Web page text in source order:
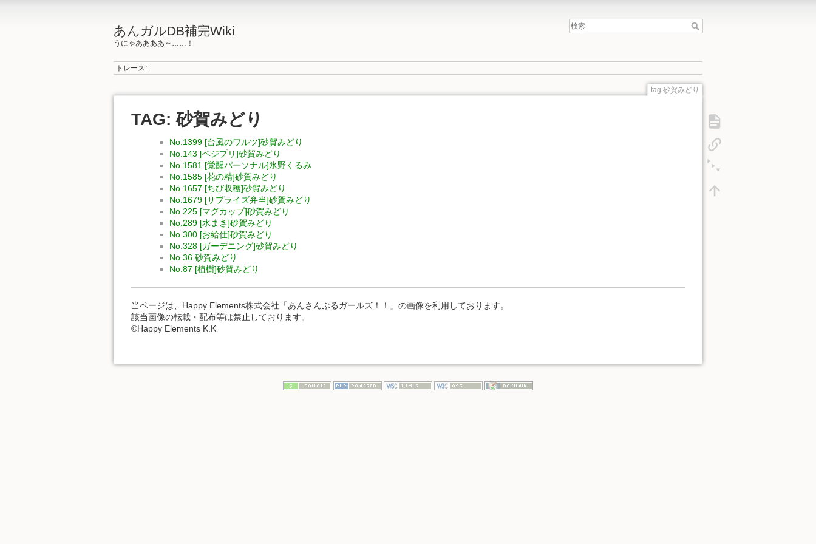
あんガルDB補完Wiki
うにゃああああ～……！
トレース:
tag:砂賀みどり
TAG: 砂賀みどり
No.1399 [台風のワルツ]砂賀みどり
No.143 [ベジプリ]砂賀みどり
No.1581 [覚醒パーソナル]氷野くるみ
No.1585 [花の精]砂賀みどり
No.1657 [ちび収穫]砂賀みどり
No.1679 [サプライズ弁当]砂賀みどり
No.225 [マグカップ]砂賀みどり
No.289 [水まき]砂賀みどり
No.300 [お給仕]砂賀みどり
No.328 [ガーデニング]砂賀みどり
No.36 砂賀みどり
No.87 [植樹]砂賀みどり
当ページは、Happy Elements株式会社「あんさんぶるガールズ！！」の画像を利用しております。
該当画像の転載・配布等は禁止しております。
©Happy Elements K.K